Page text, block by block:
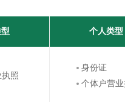
个人类型
照
身份证
个体户营业